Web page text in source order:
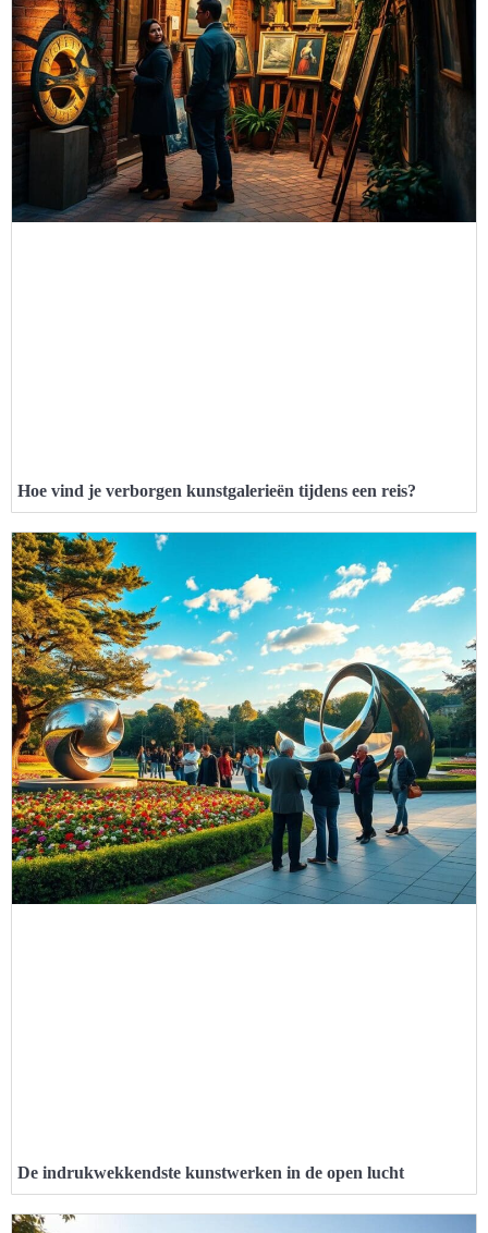
Hoe vind je verborgen kunstgalerieën tijdens een reis?
De indrukwekkendste kunstwerken in de open lucht